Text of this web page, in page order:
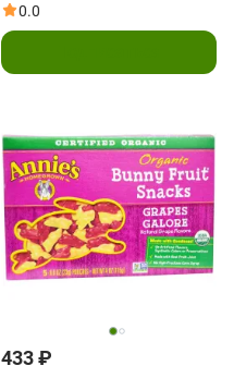
классический запеченный
крекер с морской солью,
0.0
433 ₽